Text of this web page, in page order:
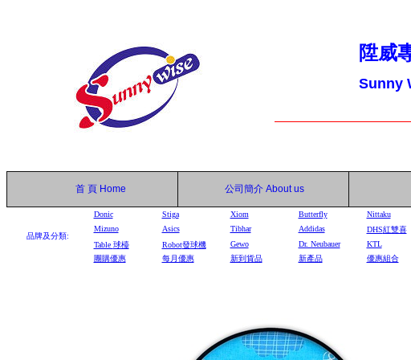
陞威
Sunny
首 頁 Home 公司簡介 About us
品牌及分類:
Donic Stiga Xiom Butterfly Nittaku
Mizuno
Asics Tibhar Addidas DHS紅雙喜
Table 球檯 Robot發球機 Gewo Dr. Neubauer KTL
團購優惠
每月優惠 新到貨品 新產品 優惠組合